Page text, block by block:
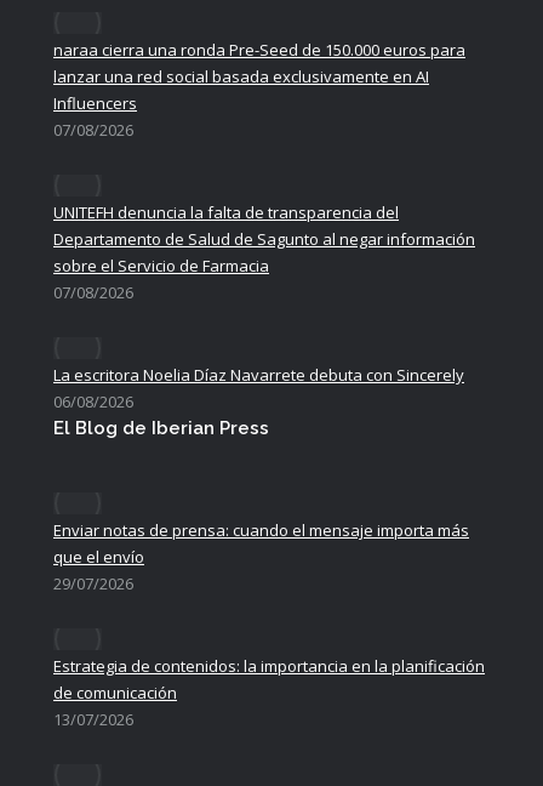
naraa cierra una ronda Pre-Seed de 150.000 euros para
lanzar una red social basada exclusivamente en AI
Influencers
07/08/2026
UNITEFH denuncia la falta de transparencia del
Departamento de Salud de Sagunto al negar información
sobre el Servicio de Farmacia
07/08/2026
La escritora Noelia Díaz Navarrete debuta con Sincerely
06/08/2026
El Blog de Iberian Press
Enviar notas de prensa: cuando el mensaje importa más
que el envío
29/07/2026
Estrategia de contenidos: la importancia en la planificación
de comunicación
13/07/2026